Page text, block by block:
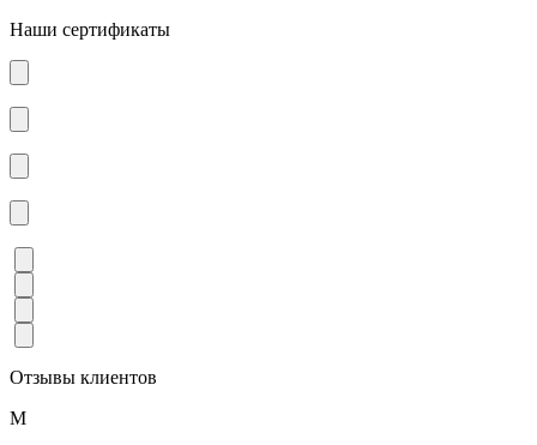
Наши сертификаты
Отзывы клиентов
М